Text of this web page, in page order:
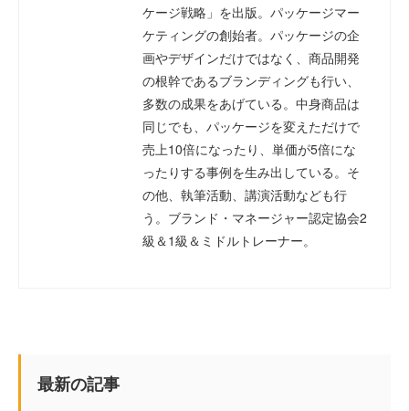
ケージ戦略」を出版。パッケージマー
ケティングの創始者。パッケージの企
画やデザインだけではなく、商品開発
の根幹であるブランディングも行い、
多数の成果をあげている。中身商品は
同じでも、パッケージを変えただけで
売上10倍になったり、単価が5倍にな
ったりする事例を生み出している。そ
の他、執筆活動、講演活動なども行
う。ブランド・マネージャー認定協会2
級＆1級＆ミドルトレーナー。
最新の記事